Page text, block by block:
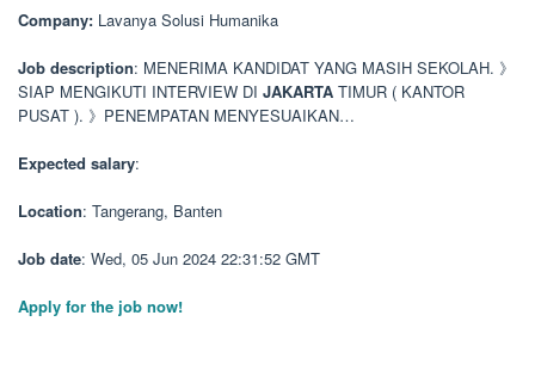
Company: Lavanya Solusi Humanika
Job description: MENERIMA KANDIDAT YANG MASIH SEKOLAH. 》
SIAP MENGIKUTI INTERVIEW DI JAKARTA TIMUR ( KANTOR
PUSAT ). 》PENEMPATAN MENYESUAIKAN…
Expected salary:
Location: Tangerang, Banten
Job date: Wed, 05 Jun 2024 22:31:52 GMT
Apply for the job now!